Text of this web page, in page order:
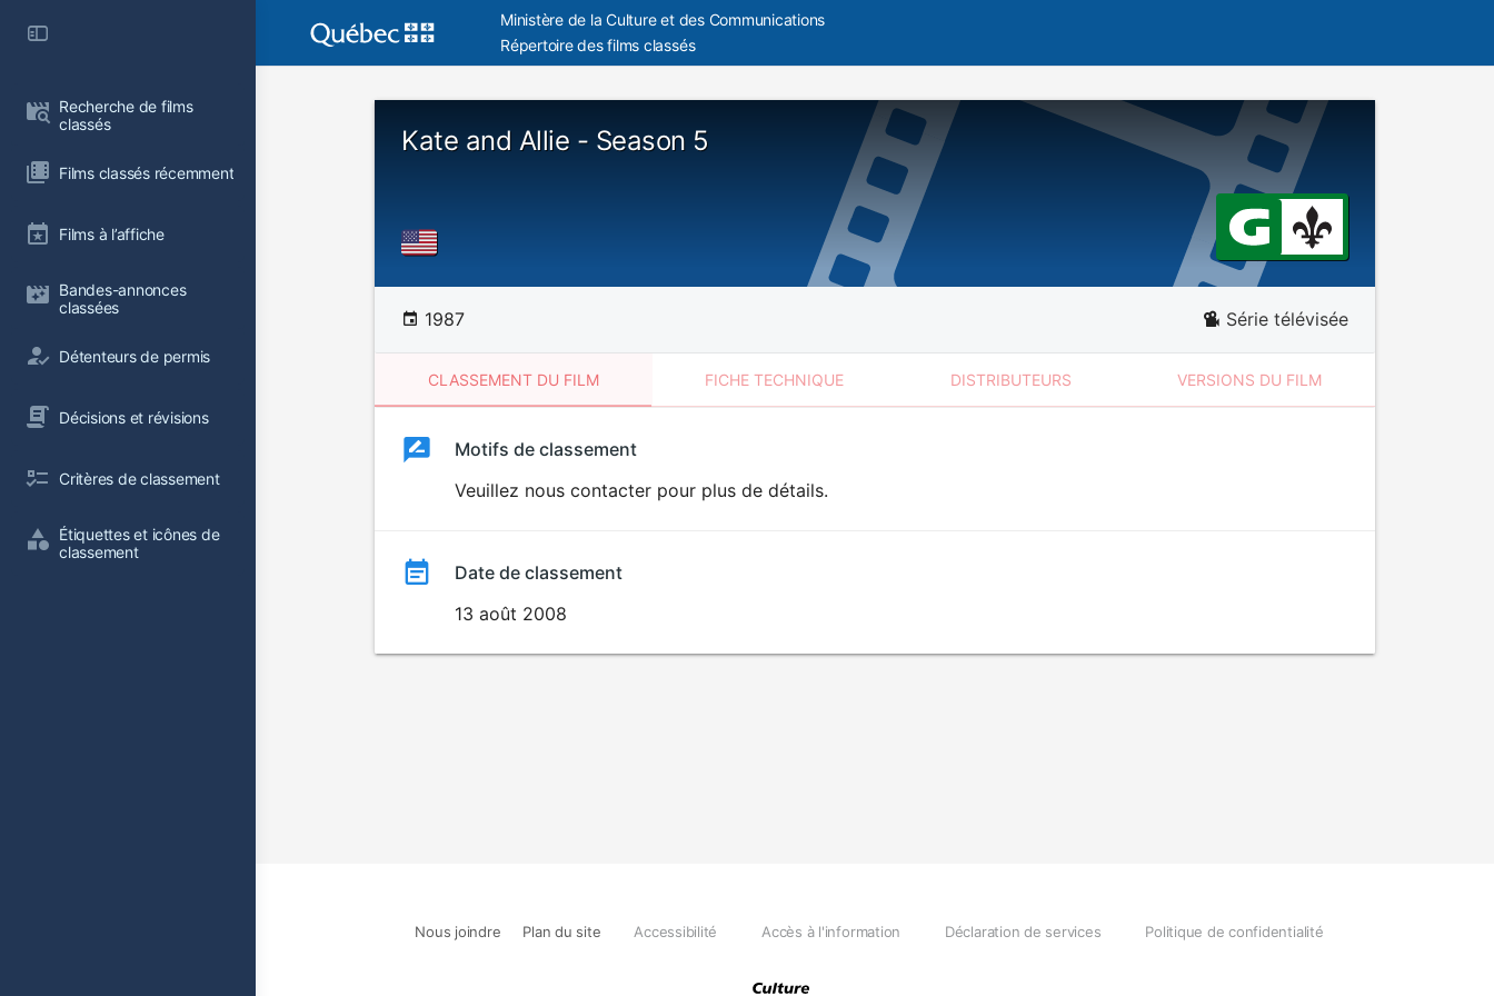
Recherche de films
classés
Films classés récemment
Films à l’affiche
Bandes-annonces
classées
Détenteurs de permis
Décisions et révisions
Critères de classement
Étiquettes et icônes de
classement
Ministère de la Culture et des Communications
Répertoire des films classés
Kate and Allie - Season 5
1987 Série télévisée
CLASSEMENT DU FILM FICHE TECHNIQUE DISTRIBUTEURS VERSIONS DU FILM
ClassementClassement
Motifs de classement
Veuillez nous contacter pour plus de détails.
Date de classement
13 août 2008
Nous joindre Plan du site Accessibilité Accès à l'information Déclaration de services Politique de confidentialité